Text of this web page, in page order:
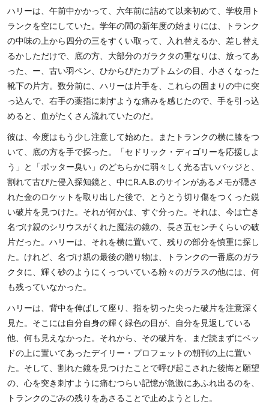
ハリーは、午前中かかって、六年前に詰めて以来初めて、学校用ト
ランクを空にしていた。学年の間の新年度の始まりには、トランク
の中味の上から四分の三をすくい取って、入れ替えるか、差し替え
るかしただけで、底の方、大部分のガラクタの重なりは、放ってあ
った、ー、古い羽ペン、ひからびたカブトムシの目、小さくなった
靴下の片方。数分前に、ハリーは片手を、これらの固まりの中に突
っ込んで、右手の薬指に刺すような痛みを感じたので、手を引っ込
めると、血がたくさん流れていたのだ。
彼は、今度はもう少し注意して始めた。またトランクの横に膝をつ
いて、底の方を手で探った。「セドリック・ディゴリーを応援しよ
う」と「ポッター臭い」のどちらかに弱々しく光る古いバッジと、
割れて古びた侵入探知鏡と、中にR.A.B.のサインがあるメモが隠さ
れた金のロケットを取り出した後で、とうとう切り傷をつくった鋭
い破片を見つけた。それが何かは、すぐ分った。それは、今は亡き
名づけ親のシリウスがくれた魔法の鏡の、長さ五センチくらいの破
片だった。ハリーは、それを横に置いて、残りの部分を慎重に探し
た。けれど、名づけ親の最後の贈り物は、トランクの一番底のガラ
クタに、輝く砂のようにくっついている粉々のガラスの他には、何
も残っていなかった。
ハリーは、背中を伸ばして座り、指を切った尖った破片を注意深く
見た。そこには自分自身の輝く緑色の目が、自分を見返している
他、何も見えなかった。それから、その破片を、まだ読まずにベッ
ドの上に置いてあったデイリー・プロフェットの朝刊の上に置い
た。そして、割れた鏡を見つけたことで呼び起こされた後悔と願望
の、心を突き刺すように痛むつらい記憶が急激にあふれ出るのを、
トランクのごみの残りをあさることで止めようとした。